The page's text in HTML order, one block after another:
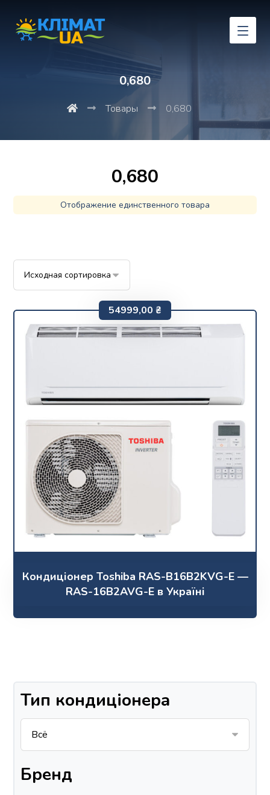
0,680
Товары 0,680
0,680
Отображение единственного товара
Кондиціонер Toshiba RAS-B16B2KVG-E —
RAS-16B2AVG-E в Україні
54999,00 ₴
Тип кондиціонера
Бренд